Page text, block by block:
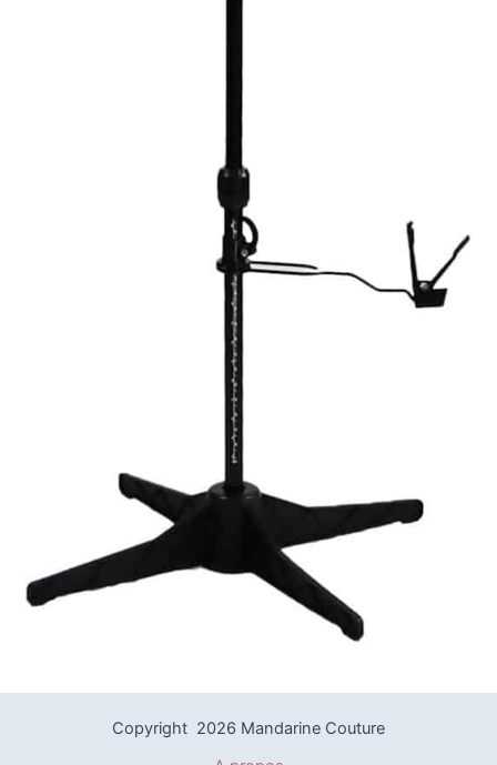
Copyright 2026 Mandarine Couture